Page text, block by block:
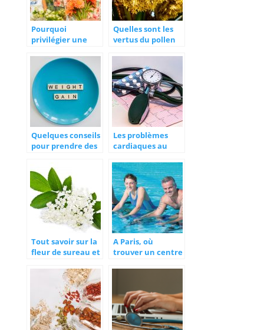
Pourquoi
privilégier une
pour une
personne âgée ?
Quelles sont les
vertus du pollen
Quelques conseils
pour prendre des
Les problèmes
cardiaques au
faire ?
Tout savoir sur la
fleur de sureau et
A Paris, où
trouver un centre